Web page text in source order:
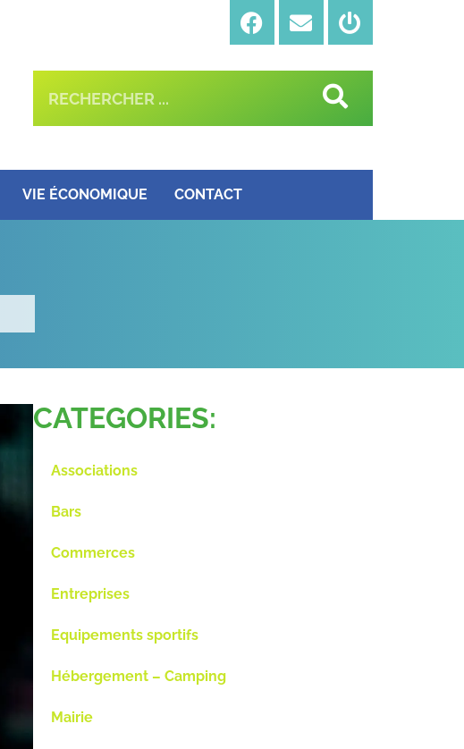
VIE ÉCONOMIQUE CONTACT
CATEGORIES:
Associations
Bars
Commerces
Entreprises
Equipements sportifs
Hébergement – Camping
Mairie